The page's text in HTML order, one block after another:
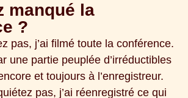
manqué la
?
pas, j’ai filmé toute la conférence.
une partie peuplée d’irréductibles
et toujours à l’enregistreur.
pas, j’ai réenregistré ce qui